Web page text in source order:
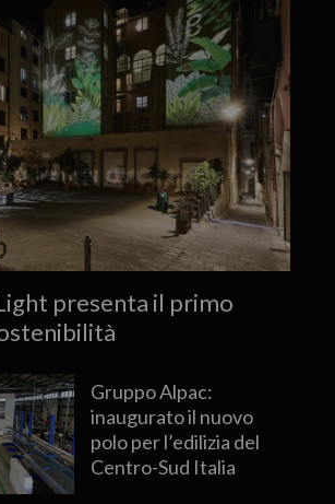
presenta il primo
Gruppo Alpac:
inaugurato il nuovo
polo per l’edilizia del
Centro-Sud Italia